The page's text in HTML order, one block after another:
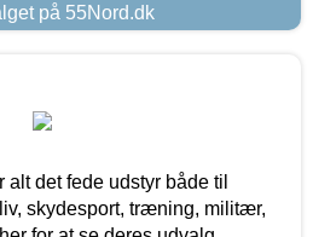
på 55Nord.dk
det fede udstyr både til
skydesport, træning, militær,